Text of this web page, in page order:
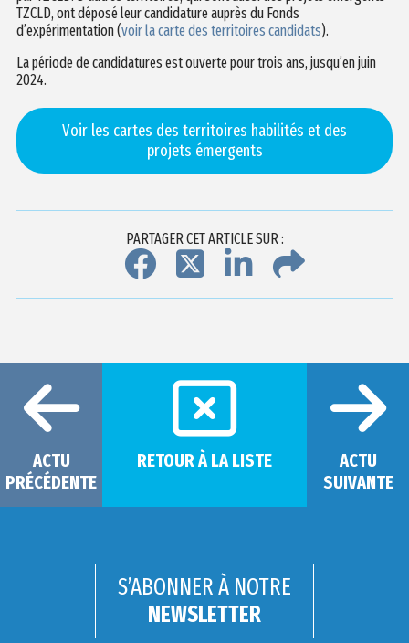
TZCLD, ont déposé leur candidature auprès du Fonds
d’expérimentation (voir la carte des territoires candidats).
La période de candidatures est ouverte pour trois ans, jusqu’en juin
2024.
Voir les cartes des territoires habilités et des
projets émergents
PARTAGER CET ARTICLE SUR :
ACTU
PRÉCÉDENTE
RETOUR À LA LISTE
ACTU
SUIVANTE
S’ABONNER À NOTRE
NEWSLETTER